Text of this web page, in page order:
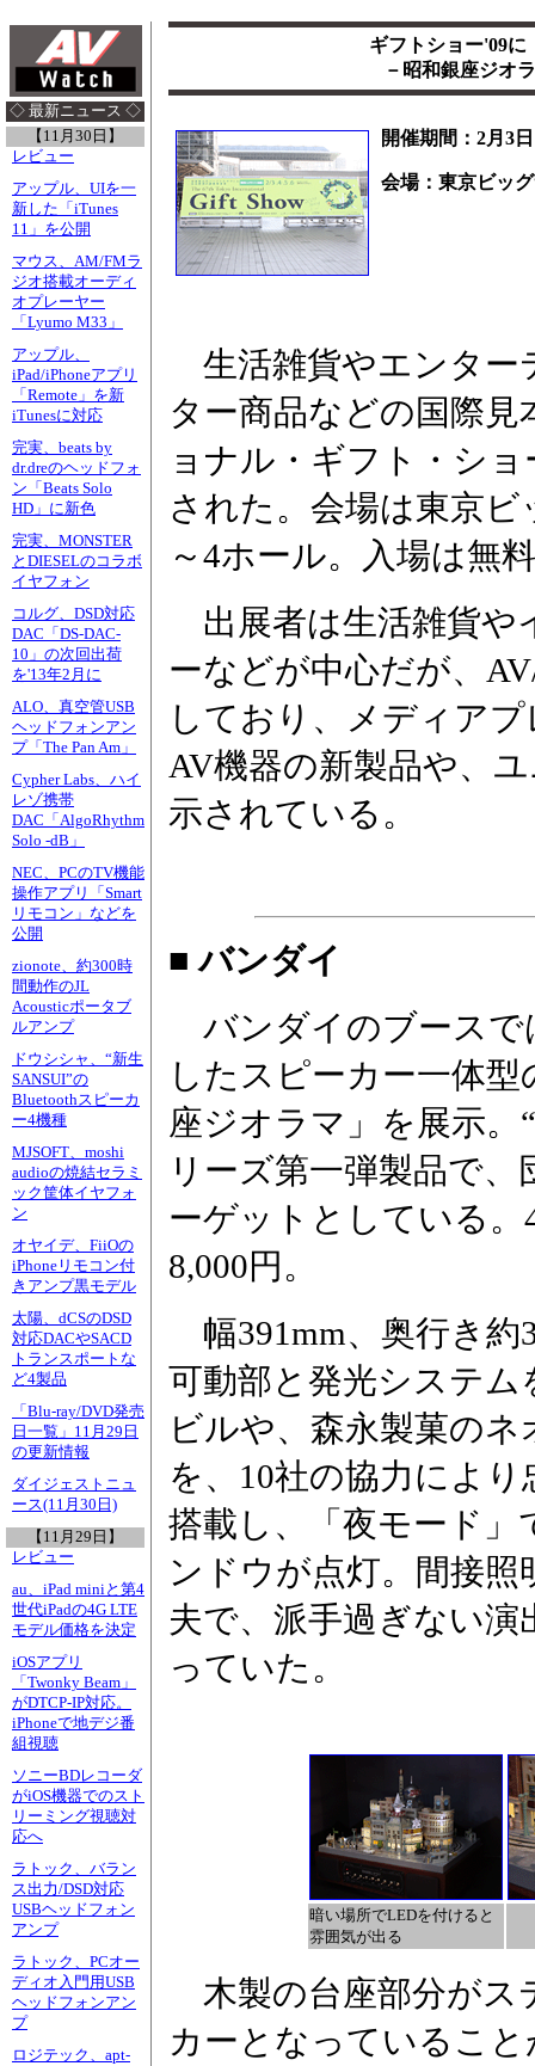
◇ 最新ニュース ◇
【11月30日】
レビュー
アップル、UIを一
新した「iTunes
11」を公開
マウス、AM/FMラ
ジオ搭載オーディ
オプレーヤー
「Lyumo M33」
アップル、
iPad/iPhoneアプリ
「Remote」を新
iTunesに対応
完実、beats by
dr.dreのヘッドフォ
ン「Beats Solo
HD」に新色
完実、MONSTER
とDIESELのコラボ
イヤフォン
コルグ、DSD対応
DAC「DS-DAC-
10」の次回出荷
を'13年2月に
ALO、真空管USB
ヘッドフォンアン
プ「The Pan Am」
Cypher Labs、ハイ
レゾ携帯
DAC「AlgoRhythm
Solo -dB」
NEC、PCのTV機能
操作アプリ「Smart
リモコン」などを
公開
zionote、約300時
間動作のJL
Acousticポータブ
ルアンプ
ドウシシャ、“新生
SANSUI”の
Bluetoothスピーカ
ー4機種
MJSOFT、moshi
audioの焼結セラミ
ック筐体イヤフォ
ン
オヤイデ、FiiOの
iPhoneリモコン付
きアンプ黒モデル
太陽、dCSのDSD
対応DACやSACD
トランスポートな
ど4製品
「Blu-ray/DVD発売
日一覧」11月29日
の更新情報
ダイジェストニュ
ース(11月30日)
【11月29日】
レビュー
au、iPad miniと第4
世代iPadの4G LTE
モデル価格を決定
iOSアプリ
「Twonky Beam」
がDTCP-IP対応。
iPhoneで地デジ番
組視聴
ソニーBDレコーダ
がiOS機器でのスト
リーミング視聴対
応へ
ラトック、バラン
ス出力/DSD対応
USBヘッドフォン
アンプ
ラトック、PCオー
ディオ入門用USB
ヘッドフォンアン
プ
ロジテック、apt-
ギフトショー'09
－昭和銀座ジオ
開催期間：2月3
会場：東京ビッ
生活雑貨やエンター
ター商品などの国際
ョナル・ギフト・シ
された。会場は東京
～4ホール。入場は無
出展者は生活雑貨や
ーなどが中心だが、
しており、メディア
AV機器の新製品や、
示されている。
■ バンダイ
バンダイのブースで
したスピーカー一体
座ジオラマ」を展示
リーズ第一弾製品で
ーゲットとしている。
8,000円。
幅391mm、奥行き約
可動部と発光システム
ビルや、森永製菓の
を、10社の協力によ
搭載し、「夜モード
ンドウが点灯。間接
夫で、派手過ぎない
っていた。
暗い場所でLEDを付けると
雰囲気が出る
木製の台座部分がス
カーとなっているこ